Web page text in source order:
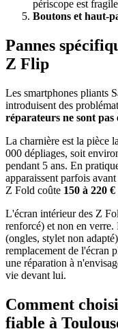
périscope est
Boutons et haut-
Pannes
Z Flip
Les smartphones pliants
introduisent des
réparateurs ne sont
La charnière est la pièce
000 dépliages, soit
pendant 5 ans. En
apparaissent parfois
Z Fold coûte 150 à 220 €
L'écran intérieur des Z
renforcé) et non en verre.
(ongles, stylet non
remplacement de l'écran
une réparation à
vie devant lui.
Comment
fiable à